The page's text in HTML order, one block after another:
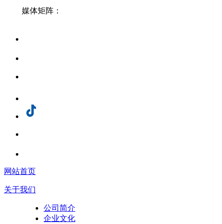
媒体矩阵：
网站首页
关于我们
公司简介
企业文化